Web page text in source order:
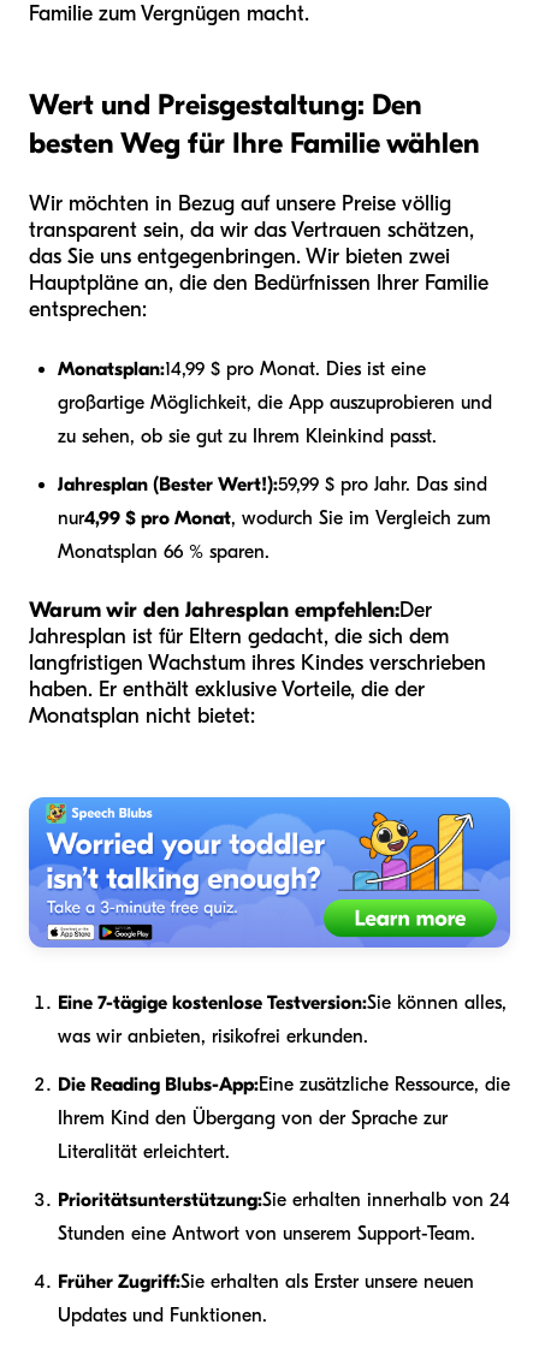
Familie zum Vergnügen macht.
Wert und Preisgestaltung: Den
besten Weg für Ihre Familie wählen
Wir möchten in Bezug auf unsere Preise völlig
transparent sein, da wir das Vertrauen schätzen,
das Sie uns entgegenbringen. Wir bieten zwei
Hauptpläne an, die den Bedürfnissen Ihrer Familie
entsprechen:
Monatsplan:14,99 $ pro Monat. Dies ist eine
großartige Möglichkeit, die App auszuprobieren und
zu sehen, ob sie gut zu Ihrem Kleinkind passt.
Jahresplan (Bester Wert!):59,99 $ pro Jahr. Das sind
nur4,99 $ pro Monat, wodurch Sie im Vergleich zum
Monatsplan 66 % sparen.
Warum wir den Jahresplan empfehlen:Der
Jahresplan ist für Eltern gedacht, die sich dem
langfristigen Wachstum ihres Kindes verschrieben
haben. Er enthält exklusive Vorteile, die der
Monatsplan nicht bietet:
Eine 7-tägige kostenlose Testversion:Sie können alles,
was wir anbieten, risikofrei erkunden.
Die Reading Blubs-App:Eine zusätzliche Ressource, die
Ihrem Kind den Übergang von der Sprache zur
Literalität erleichtert.
Prioritätsunterstützung:Sie erhalten innerhalb von 24
Stunden eine Antwort von unserem Support-Team.
Früher Zugriff:Sie erhalten als Erster unsere neuen
Updates und Funktionen.